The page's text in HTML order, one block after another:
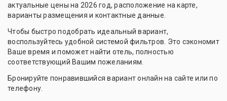
актуальные цены на 2026 год, расположение на карте,
варианты размещения и контактные данные.
Чтобы быстро подобрать идеальный вариант,
воспользуйтесь удобной системой фильтров. Это сэкономит
Ваше время и поможет найти отель, полностью
соответствующий Вашим пожеланиям.
Бронируйте понравившийся вариант онлайн на сайте или по
телефону.